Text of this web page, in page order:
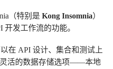
（特别是 Kong Insomnia）
发工作流的功能。
在 API 设计、集合和测试上
灵活的数据存储选项——本地